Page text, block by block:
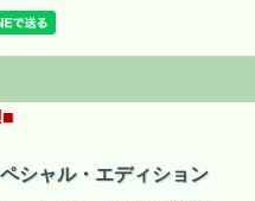
シャル・エディション